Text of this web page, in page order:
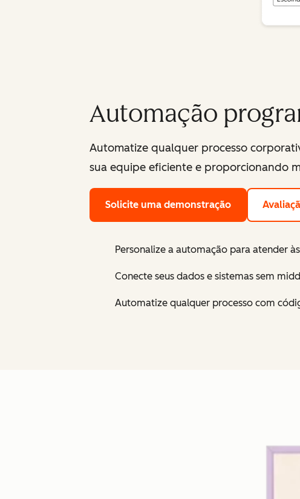
Automação
Automatize qualquer processo
sua equipe eficiente e proporcionando
Solicite uma demonstração
Personalize a automação para atender
Conecte seus dados e sistemas sem
Automatize qualquer processo com